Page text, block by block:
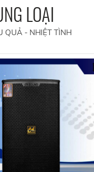
LOẠI
QUẢ - NHIỆT TÌNH